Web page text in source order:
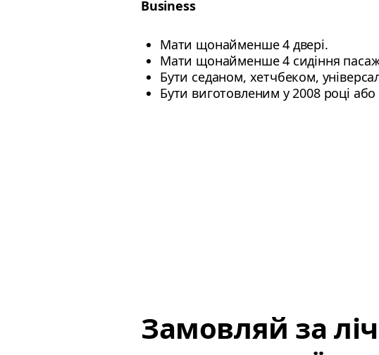
Business
Мати щонайменше 4 двері.
Мати щонайменше 4 сидіння
Бути седаном, хетчбеком,
Бути виготовленим у 2008 році або
Замовляй за